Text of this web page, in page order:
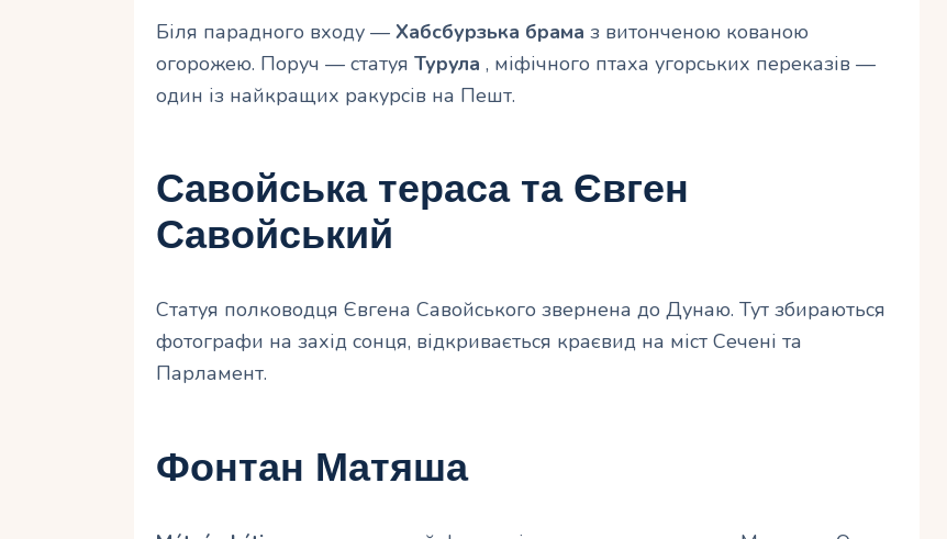
Біля парадного входу — Хабсбурзька брама з витонченою кованою
огорожею. Поруч — статуя Турула , міфічного птаха угорських переказів —
один із найкращих ракурсів на Пешт.
Савойська тераса та Євген
Савойський
Статуя полководця Євгена Савойського звернена до Дунаю. Тут збираються
фотографи на захід сонця, відкривається краєвид на міст Сечені та
Парламент.
Фонтан Матяша